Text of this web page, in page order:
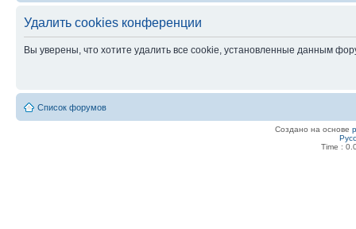
Удалить cookies конференции
Вы уверены, что хотите удалить все cookie, установленные данным
Список форумов
Создано на основе
Time :